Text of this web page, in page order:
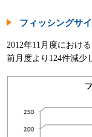
フィッシングサ
2012年11月度におけ
前月度より124件減少